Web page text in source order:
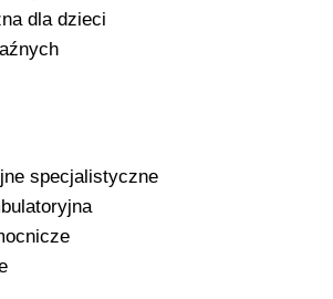
dla dzieci
specjalistyczne